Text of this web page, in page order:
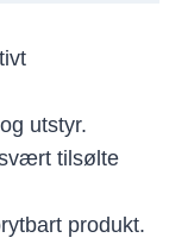
utstyr.
tilsølte
produkt.